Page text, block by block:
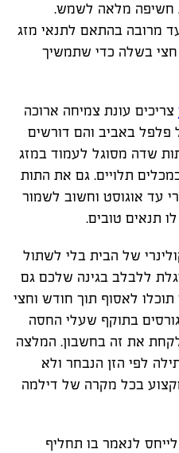
חשיפה מלאה לשמש.
מרובה בהתאם לתנאי מזג
חצי בשלה כדי שתמשיך
צריכים עונת צמיחה ארוכה
פלפל באביב והם דורשים
שדה מסוגל לעמוד במזג
תלויים. גם את התות
עד אוגוסט וחשוב לשמור
תנאים טובים.
של הבית בלי לשתול
ללבלב בגינה שלכם גם
לאסוף תוך חודש וחצי
בתוקף שעלי החסה
את זה בחשבון. המלצה
לפי הזן הנבחר ולא
בכל מקרה של דילמה
לייחס לנאמר בו תחליף